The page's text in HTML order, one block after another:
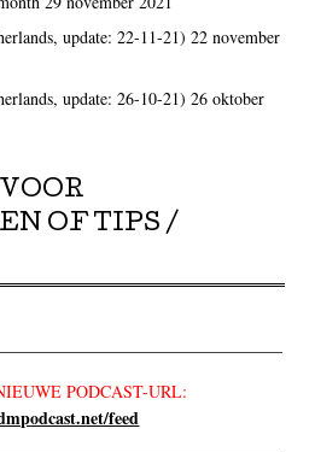
update: 22-11-21) 22 november
update: 26-10-21) 26 oktober
OF TIPS /
PODCAST-URL:
feed